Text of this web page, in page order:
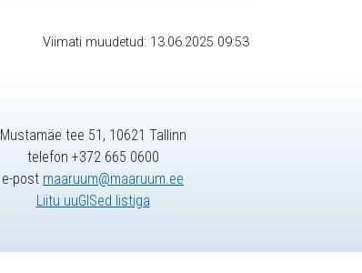
Viimati muudetud: 13.06.2025 09:53
Mustamäe tee 51, 10621 Tallinn
telefon +372 665 0600
e-post maaruum@maaruum.ee
Liitu uuGISed listiga